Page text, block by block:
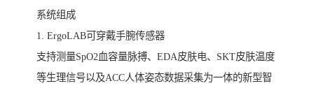
系统组成
1. ErgoLAB可穿戴手腕传感器
支持测量SpO2血容量脉搏、EDA皮肤电、SKT皮肤温度
等生理信号以及ACC人体姿态数据采集为一体的新型智